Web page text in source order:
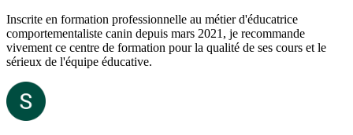
Inscrite en formation professionnelle au métier d'éducatrice
comportementaliste canin depuis mars 2021, je recommande
vivement ce centre de formation pour la qualité de ses cours et le
sérieux de l'équipe éducative.